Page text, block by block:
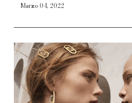
Marzo 04, 2022